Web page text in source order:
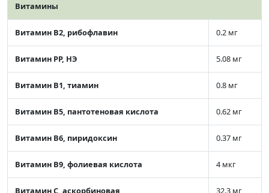
Витамины
Витамин В2, рибофлавин 0.2 мг
Витамин РР, НЭ 5.08 мг
Витамин В1, тиамин 0.8 мг
Витамин В5, пантотеновая кислота 0.62 мг
Витамин В6, пиридоксин 0.37 мг
Витамин В9, фолиевая кислота 4 мкг